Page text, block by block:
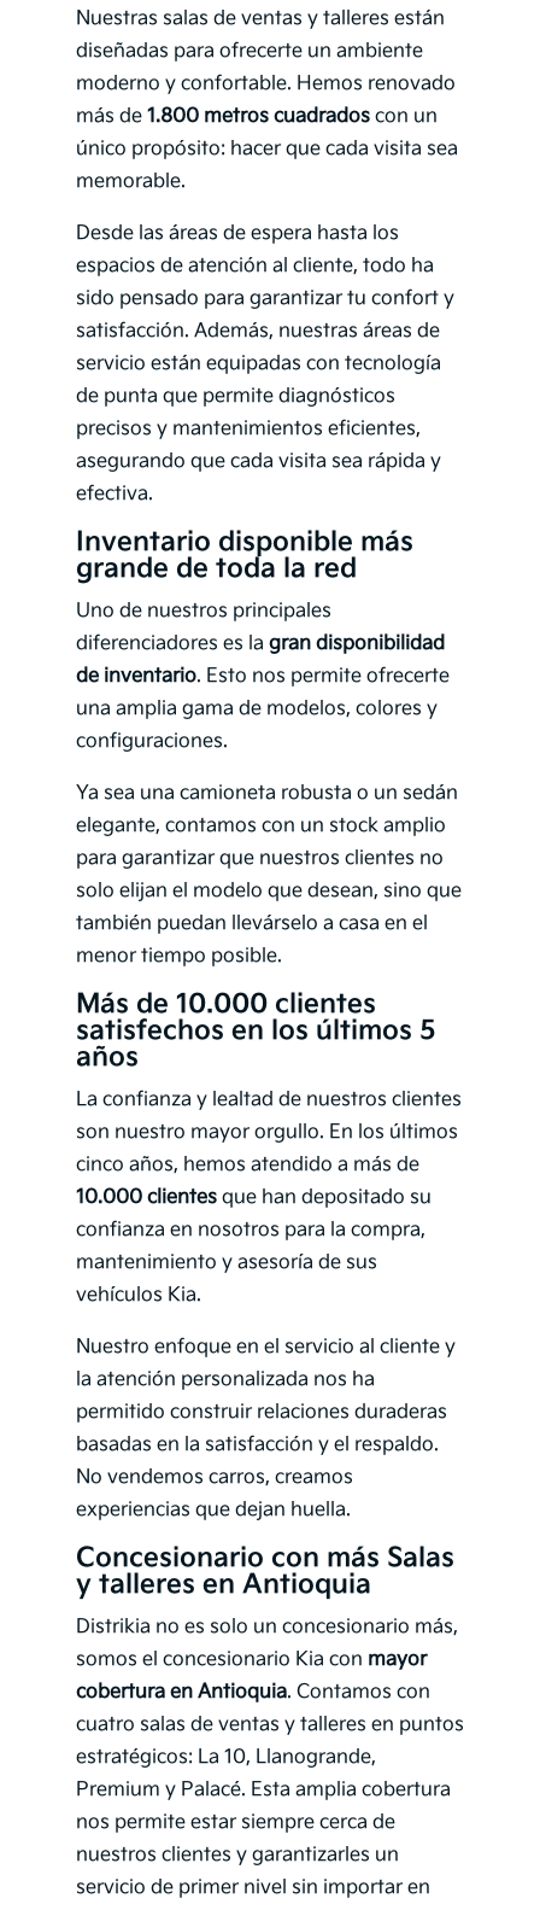
Nuestras salas de ventas y talleres están
diseñadas para ofrecerte un ambiente
moderno y confortable. Hemos renovado
más de 1.800 metros cuadradoscon un
único propósito: hacer que cada visita sea
memorable.
Desde las áreas de espera hasta los
espacios de atención al cliente, todo ha
sido pensado para garantizar tu confort y
satisfacción. Además, nuestras áreas de
servicio están equipadas con tecnología
de punta que permite diagnósticos
precisos y mantenimientos eficientes,
asegurando que cada visita sea rápida y
efectiva.
Inventario disponible más
grande de toda la red
Uno de nuestros principales
diferenciadores es la gran disponibilidad
de inventario. Esto nos permite ofrecerte
una amplia gama de modelos, colores y
configuraciones.
Ya sea una camioneta robusta o un sedán
elegante, contamos con un stock amplio
para garantizar que nuestros clientes no
solo elijan el modelo que desean, sino que
también puedan llevárselo a casa en el
menor tiempo posible.
Más de 10.000 clientes
satisfechos en los últimos 5
años
La confianza y lealtad de nuestros clientes
son nuestro mayor orgullo. En los últimos
cinco años, hemos atendido a más de
10.000 clientesque han depositado su
confianza en nosotros para la compra,
mantenimiento y asesoría de sus
vehículos Kia.
Nuestro enfoque en el servicio al cliente y
la atención personalizada nos ha
permitido construir relaciones duraderas
basadas en la satisfacción y el respaldo.
No vendemos carros, creamos
experiencias que dejan huella.
Concesionario con más Salas
y talleres en Antioquia
Distrikia no es solo un concesionario más,
somos el concesionario Kia con mayor
cobertura en Antioquia. Contamos con
cuatro salas de ventas y talleres en puntos
estratégicos: La 10, Llanogrande,
Premium y Palacé. Esta amplia cobertura
nos permite estar siempre cerca de
nuestros clientes y garantizarles un
servicio de primer nivel sin importar en